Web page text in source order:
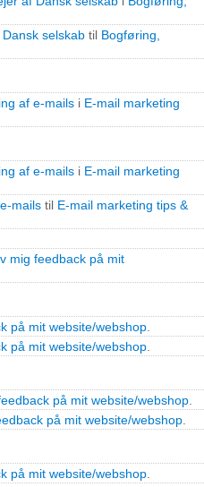
selskab til Bogføring,
af e-mails i E-mail marketing
af e-mails i E-mail marketing
mails til E-mail marketing tips &
mig feedback på mit
på mit website/webshop
på mit website/webshop
på mit website/webshop
på mit website/webshop
på mit website/webshop